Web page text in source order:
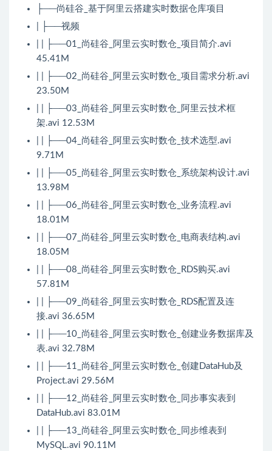
├──尚硅谷_基于阿里云搭建实时数据仓库项目
| ├──视频
| | ├──01_尚硅谷_阿里云实时数仓_项目简介.avi
45.41M
| | ├──02_尚硅谷_阿里云实时数仓_项目需求分析.avi
23.50M
| | ├──03_尚硅谷_阿里云实时数仓_阿里云技术框
架.avi 12.53M
| | ├──04_尚硅谷_阿里云实时数仓_技术选型.avi
9.71M
| | ├──05_尚硅谷_阿里云实时数仓_系统架构设计.avi
13.98M
| | ├──06_尚硅谷_阿里云实时数仓_业务流程.avi
18.01M
| | ├──07_尚硅谷_阿里云实时数仓_电商表结构.avi
18.05M
| | ├──08_尚硅谷_阿里云实时数仓_RDS购买.avi
57.81M
| | ├──09_尚硅谷_阿里云实时数仓_RDS配置及连
接.avi 36.65M
| | ├──10_尚硅谷_阿里云实时数仓_创建业务数据库及
表.avi 32.78M
| | ├──11_尚硅谷_阿里云实时数仓_创建DataHub及
Project.avi 29.56M
| | ├──12_尚硅谷_阿里云实时数仓_同步事实表到
DataHub.avi 83.01M
| | ├──13_尚硅谷_阿里云实时数仓_同步维表到
MySQL.avi 90.11M